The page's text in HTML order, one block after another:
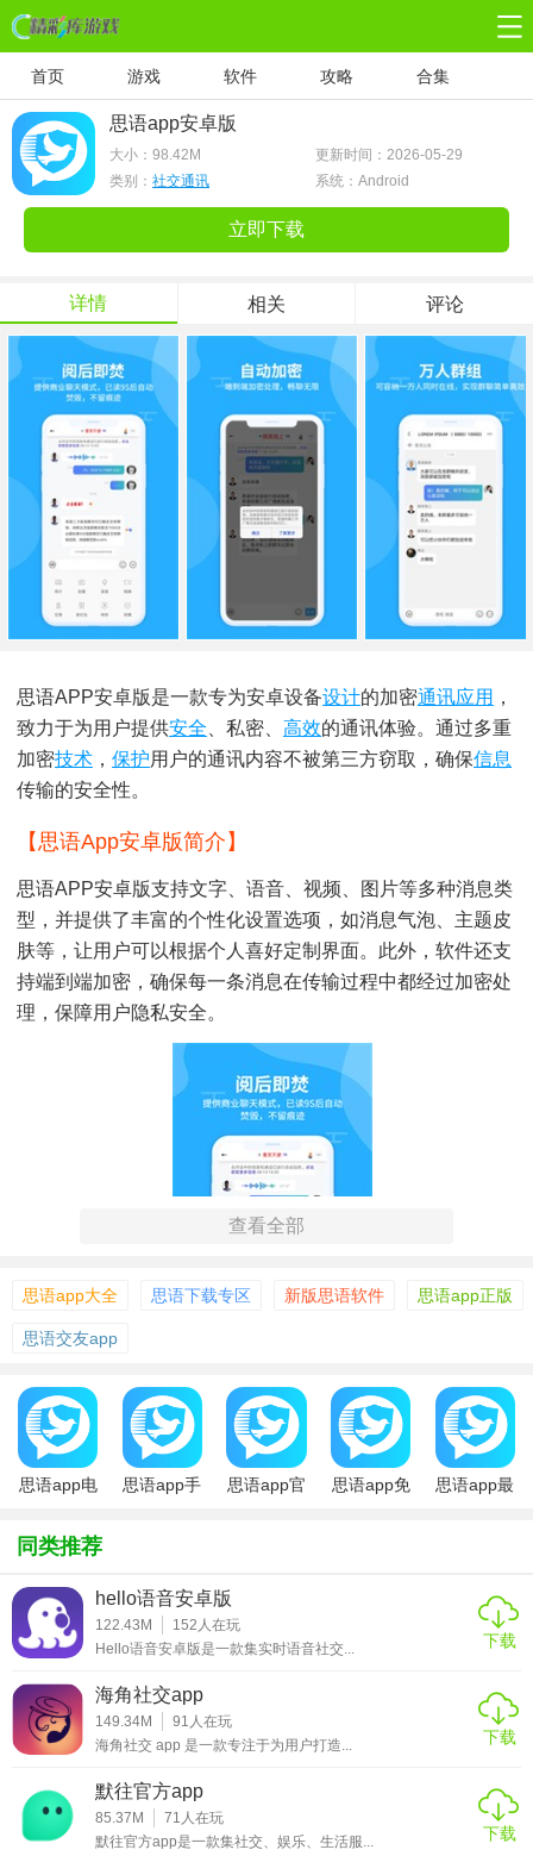
首页 游戏 软件 攻略 合集
思语app安卓版
大小： 98.42M
更新时间：2026-05-29
类别： 社交通讯 系统：Android
立即下载
详情 相关 评论
思语APP安卓版是一款专为安卓设备设计的加密通讯应用 ，
致力于为用户提供安全 、私密、 高效的通讯体验。通过多重
加密技术 ， 保护用户的通讯内容不被第三方窃取，确保信息
传输的安全性。
【思语app安卓版简介】
思语APP安卓版支持文字、语音、视频、图片等多种消息类
型，并提供了丰富的个性化设置选项，如消息气泡、主题皮
肤等，让用户可以根据个人喜好定制界面。此外，软件还支
持端到端加密，确保每一条消息在传输过程中都经过加密处
理，保障用户隐私安全。
【思语app安卓版特色】
1. 端到端加密：采用先进的加密技术，确保信息在传输过程
2. 匿名通讯：用户可以选择匿名方式进行通讯，保护个人隐
私不被泄露。
3. 消息自毁：支持发送自毁消息，消息一旦被阅读或达到设
4. 多端同步：支持手机、电脑等多端同步，方便用户随时切
换设备查看消息。
【思语app安卓版内容】
1. 安全通讯：提供文字、语音、视频、图片等多种通讯方
查看全部
思语app大全 思语下载专区 新版思语软件 思语app正版
思语交友app
思语app电
思语app手
思语app官
思语app免
思语app最
同类推荐
hello语音安卓版
122.43M 152 人在玩
Hello语音安卓版是一款集实时语音社交...
下载
海角社交app
149.34M 91 人在玩
海角社交 app 是一款专注于为用户打造...
下载
默往官方app
85.37M 71 人在玩
默往官方app是一款集社交、娱乐、生活服...
下载